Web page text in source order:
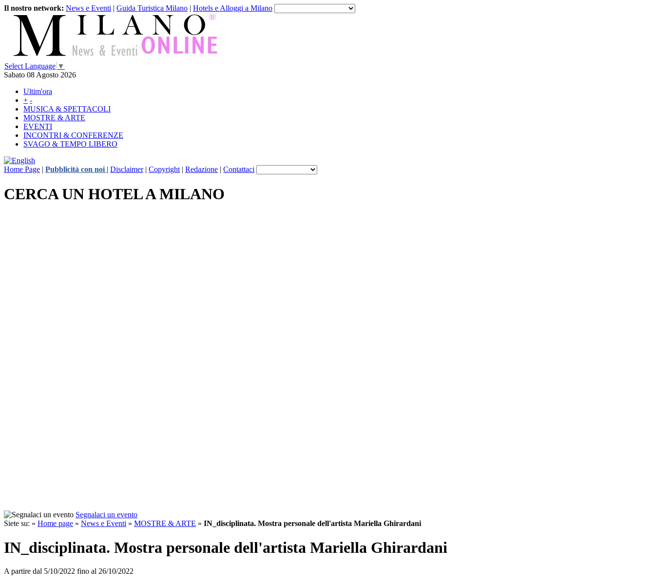
Il nostro network: News e Eventi | Guida Turistica Milano | Hotels e Alloggi a Milano
Select Language ▼
Sabato 08 Agosto 2026
Ultim'ora
+ -
MUSICA & SPETTACOLI
MOSTRE & ARTE
EVENTI
INCONTRI & CONFERENZE
SVAGO & TEMPO LIBERO
Home Page | Pubblicità con noi | Disclaimer| Copyright | Redazione | Contattaci
CERCA UN HOTEL A MILANO
Segnalaci un evento
Siete su: » Home page » News e Eventi » MOSTRE & ARTE » IN_disciplinata. Mostra personale dell'artista Mariella Ghirardani
IN_disciplinata. Mostra personale dell'artista Mariella Ghirardani
A partire dal 5/10/2022 fino al 26/10/2022